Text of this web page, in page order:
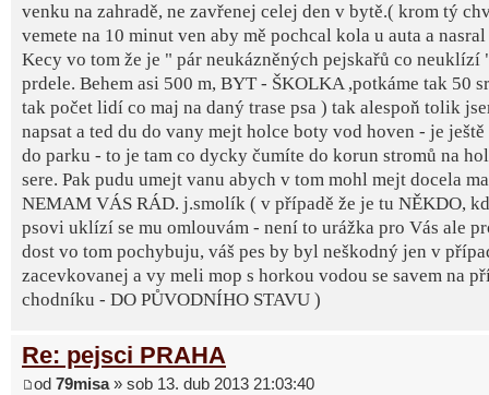
venku na zahradě, ne zavřenej celej den v bytě.( krom tý
vemete na 10 minut ven aby mě pochcal kola u auta a
Kecy vo tom že je " pár neukázněných pejskařů co neuklízí
prdele. Behem asi 500 m, BYT - ŠKOLKA ,potkáme tak 50
tak počet lidí co maj na daný trase psa ) tak alespoň tolik
napsat a ted du do vany mejt holce boty vod hoven - je
do parku - to je tam co dycky čumíte do korun stromů na
sere. Pak pudu umejt vanu abych v tom mohl mejt docela
NEMAM VÁS RÁD. j.smolík ( v případě že je tu NĚKDO,
psovi uklízí se mu omlouvám - není to urážka pro Vás ale
dost vo tom pochybuju, váš pes by byl neškodný jen v
zacevkovanej a vy meli mop s horkou vodou se savem na
chodníku - DO PŮVODNÍHO STAVU )
Re: pejsci PRAHA
od 79misa» sob 13. dub 2013 21:03:40